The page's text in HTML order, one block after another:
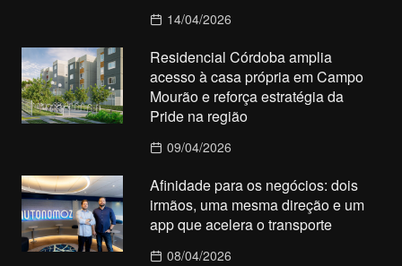
14/04/2026
Residencial Córdoba amplia
acesso à casa própria em Campo
Mourão e reforça estratégia da
Pride na região
09/04/2026
Afinidade para os negócios: dois
irmãos, uma mesma direção e um
app que acelera o transporte
08/04/2026